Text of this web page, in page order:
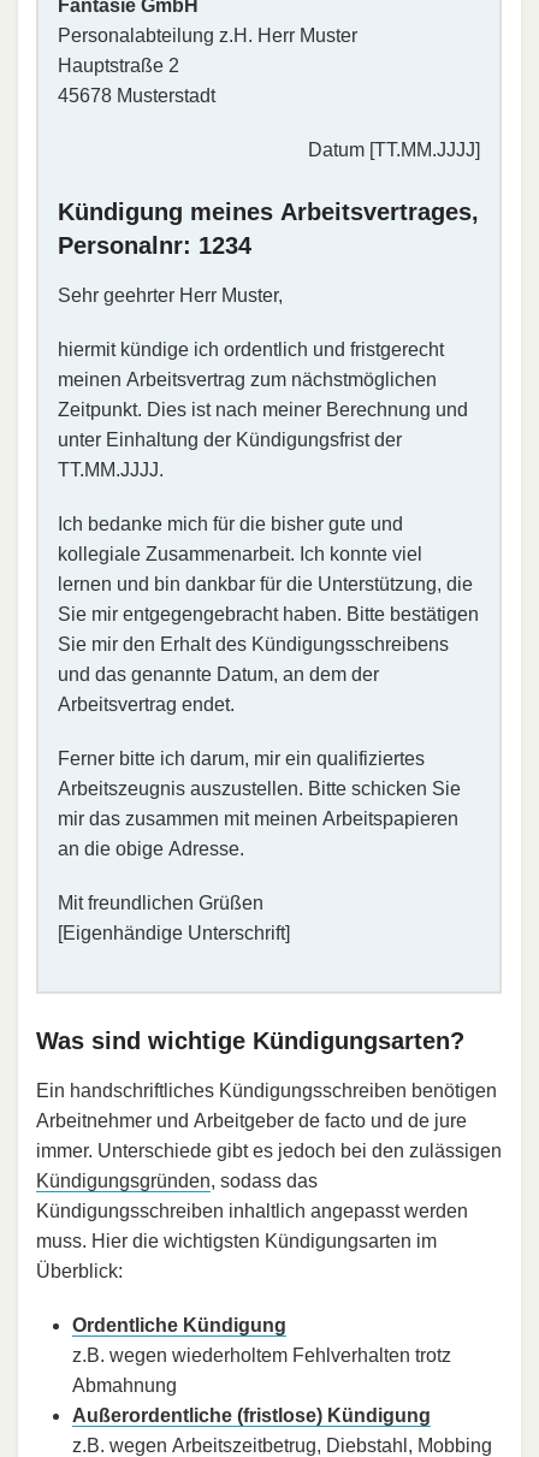
Fantasie GmbH
Personalabteilung z.H. Herr Muster
Hauptstraße 2
45678 Musterstadt
Datum [TT.MM.JJJJ]
Kündigung meines Arbeitsvertrages,
Personalnr: 1234
Sehr geehrter Herr Muster,
hiermit kündige ich ordentlich und fristgerecht
meinen Arbeitsvertrag zum nächstmöglichen
Zeitpunkt. Dies ist nach meiner Berechnung und
unter Einhaltung der Kündigungsfrist der
TT.MM.JJJJ.
Ich bedanke mich für die bisher gute und
kollegiale Zusammenarbeit. Ich konnte viel
lernen und bin dankbar für die Unterstützung, die
Sie mir entgegengebracht haben. Bitte bestätigen
Sie mir den Erhalt des Kündigungsschreibens
und das genannte Datum, an dem der
Arbeitsvertrag endet.
Ferner bitte ich darum, mir ein qualifiziertes
Arbeitszeugnis auszustellen. Bitte schicken Sie
mir das zusammen mit meinen Arbeitspapieren
an die obige Adresse.
Mit freundlichen Grüßen
[Eigenhändige Unterschrift]
Was sind wichtige Kündigungsarten?
Ein handschriftliches Kündigungsschreiben benötigen
Arbeitnehmer und Arbeitgeber de facto und de jure
immer. Unterschiede gibt es jedoch bei den zulässigen
Kündigungsgründen, sodass das
Kündigungsschreiben inhaltlich angepasst werden
muss. Hier die wichtigsten Kündigungsarten im
Überblick:
Ordentliche Kündigung
z.B. wegen wiederholtem Fehlverhalten trotz
Abmahnung
Außerordentliche (fristlose) Kündigung
z.B. wegen Arbeitszeitbetrug, Diebstahl, Mobbing